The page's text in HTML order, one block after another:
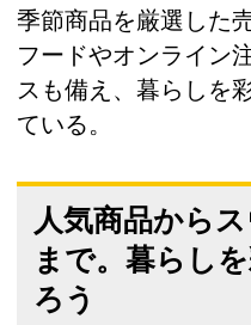
季節商品を厳選した
フードやオンライン
スも備え、暮らしを
ている。
人気商品から
まで。暮らし
ろう